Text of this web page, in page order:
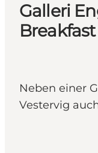
Urlaubsorte
Mach
Galleri
Breakfast
Neben einer
Vestervig